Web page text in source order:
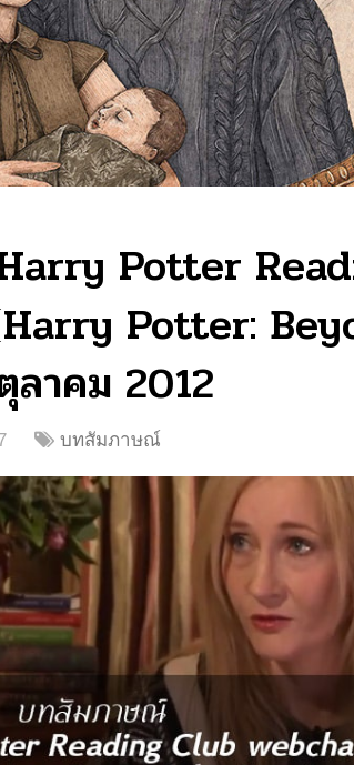
Potter
Potter:
าคม 2012
บทสัมภาษณ์